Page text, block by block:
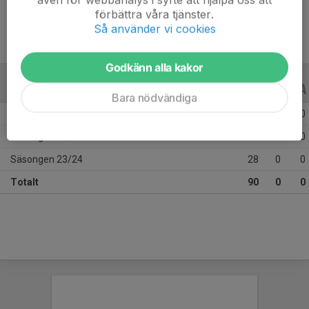
0
0
Säsongen 23/24 28 0 0
Totalt 90 0 0
förbättra våra tjänster.
Så använder vi cookies
Godkänn alla kakor
Bara nödvändiga